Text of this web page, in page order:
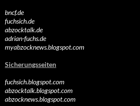
bncf.de
fuchsich.de
abzocktalk.de
adrian-fuchs.de
myabzocknews.blogspot.com
Sicherungsseiten
fuchsich.blogspot.com
abzocktalk.blogspot.com
abzocknews.blogspot.com